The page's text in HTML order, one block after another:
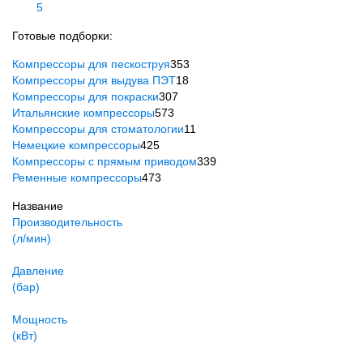
5
Готовые подборки:
Компрессоры для пескоструя353
Компрессоры для выдува ПЭТ18
Компрессоры для покраски307
Итальянские компрессоры573
Компрессоры для стоматологии11
Немецкие компрессоры425
Компрессоры с прямым приводом339
Ременные компрессоры473
Название
Производительность
(л/мин)
Давление
(бар)
Мощность
(кВт)